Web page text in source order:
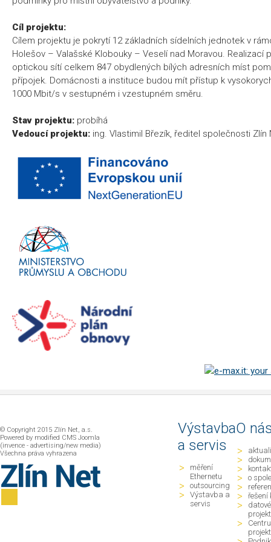
Cíl projektu:
Cílem projektu je pokrytí 12 základních sídelních jednotek v
Holešov – Valašské Klobouky – Veselí nad Moravou. Realizací
optickou sítí celkem 847 obydlených bílých adresních míst
přípojek. Domácnosti a instituce budou mít přístup k
1000 Mbit/s v sestupném i vzestupném směru.
Stav projektu: probíhá
Vedoucí projektu: ing. Vlastimil Březík, ředitel společnosti Zlín
© Copyright 2015 Zlín Net, a.s.
Powered by modified CMS Joomla
(invence - advertising/new media)
Všechna práva vyhrazena
Výstavba
a servis
měření
Ethernetu
outsourcing
Výstavba a
servis
O
o
řešení